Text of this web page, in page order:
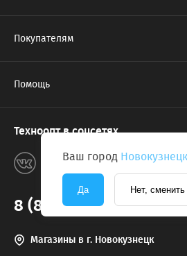
Ваш город Новокузнецк
Да Нет, сменить
Покупателям
Помощь
Техноопт в соцсетях
8 (800) 775-2131
Магазины в г. Новокузнецк